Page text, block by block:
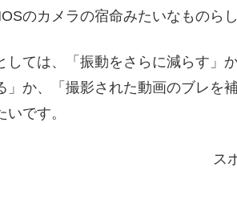
のカメラの宿命みたいなものらし
しては、「振動をさらに減らす」
」か、「撮影された動画のブレを
いです。
ス